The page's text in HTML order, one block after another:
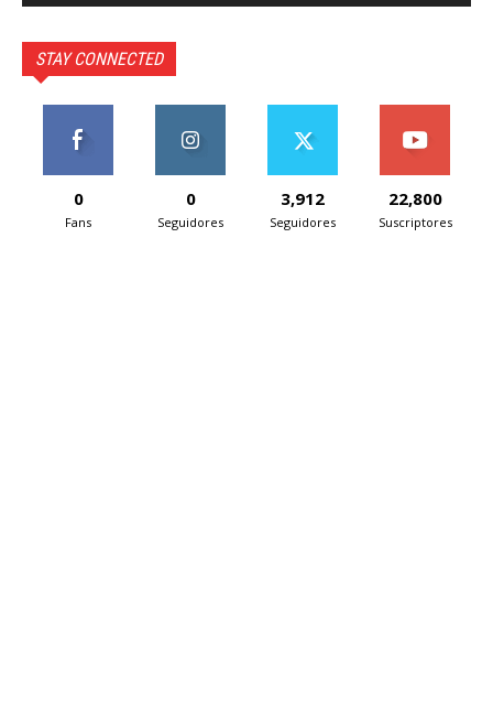
STAY CONNECTED
0
Fans
0
Seguidores
3,912
Seguidores
22,800
Suscriptores